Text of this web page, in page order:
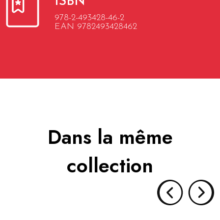
978-2-493428-46-2
EAN 9782493428462
Dans la même
collection